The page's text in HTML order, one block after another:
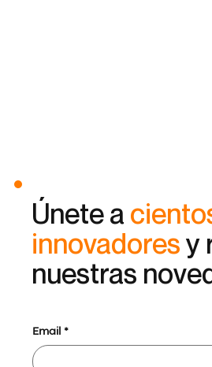
Únete a
innovadoresy
nuestras
Email *